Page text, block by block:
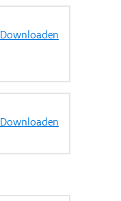
Downloaden
Downloaden